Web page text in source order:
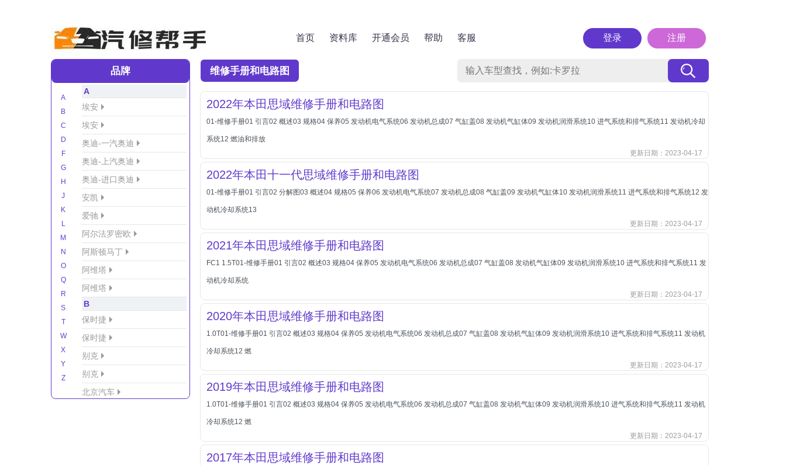
首页 资料库 开通会员 帮助 客服 登录 注册
品牌
A
B
C
D
F
G
H
J
K
L
M
N
O
Q
R
S
T
W
X
Y
Z
A
埃安
埃安
奥迪-一汽奥迪
奥迪-上汽奥迪
奥迪-进口奥迪
安凯
爱驰
阿尔法罗密欧
阿斯顿马丁
阿维塔
阿维塔
B
保时捷
保时捷
别克
别克
北京汽车
维修手册和电路图
2022年本田思域维修手册和电路图
01-维修手册01 引言02 概述03 规格04 保养05 发动机电气系统06 发动机总成07 气缸盖08 发动机气缸体09 发动机润滑系统10 进气系统和排气系统11 发动机冷却
系统12 燃油和排放
更新日期：2023-04-17
2022年本田十一代思域维修手册和电路图
01-维修手册01 引言02 分解图03 概述04 规格05 保养06 发动机电气系统07 发动机总成08 气缸盖09 发动机气缸体10 发动机润滑系统11 进气系统和排气系统12 发
动机冷却系统13
更新日期：2023-04-17
2021年本田思域维修手册和电路图
FC1 1.5T01-维修手册01 引言02 概述03 规格04 保养05 发动机电气系统06 发动机总成07 气缸盖08 发动机气缸体09 发动机润滑系统10 进气系统和排气系统11 发
动机冷却系统
更新日期：2023-04-17
2020年本田思域维修手册和电路图
1.0T01-维修手册01 引言02 概述03 规格04 保养05 发动机电气系统06 发动机总成07 气缸盖08 发动机气缸体09 发动机润滑系统10 进气系统和排气系统11 发动机
冷却系统12 燃
更新日期：2023-04-17
2019年本田思域维修手册和电路图
1.0T01-维修手册01 引言02 概述03 规格04 保养05 发动机电气系统06 发动机总成07 气缸盖08 发动机气缸体09 发动机润滑系统10 进气系统和排气系统11 发动机
冷却系统12 燃
更新日期：2023-04-17
2017年本田思域维修手册和电路图